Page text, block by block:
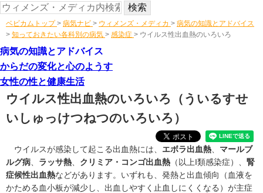
ベビカムトップ > 病気ナビ > ウィメンズ・メディカ > 病気の知識とアドバイス
> 知っておきたい各科別の病気 > 感染症 > ウイルス性出血熱のいろいろ
病気の知識とアドバイス
からだの変化と心のようす
女性の性と健康生活
ウイルス性出血熱のいろいろ
（ういるすせ
いしゅっけつねつのいろいろ）
ウイルスが感染して起こる出血熱には、 エボラ出血熱
マールブ
ルグ病
ラッサ熱 クリミア・コンゴ出血熱 （以上I類感染症）、 腎
症候性出血熱などがあります。いずれも、発熱と出血傾向（血液を
かためる血小板が減少し、出血しやすく止血しにくくなる）が主症